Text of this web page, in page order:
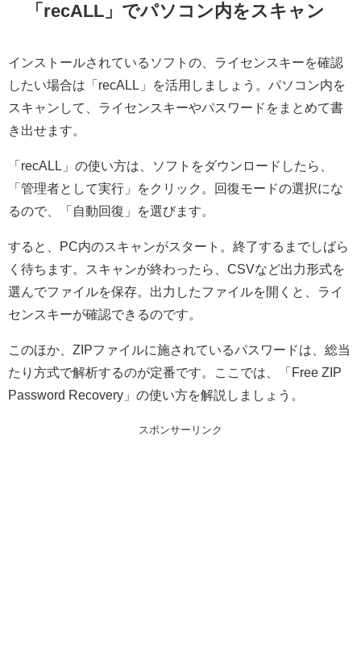
「recALL」でパソコン内をスキャン
インストールされているソフトの、ライセンスキーを確認
したい場合は「recALL」を活用しましょう。パソコン内を
スキャンして、ライセンスキーやパスワードをまとめて書
き出せます。
「recALL」の使い方は、ソフトをダウンロードしたら、
「管理者として実行」をクリック。回復モードの選択にな
るので、「自動回復」を選びます。
すると、PC内のスキャンがスタート。終了するまでしばら
く待ちます。スキャンが終わったら、CSVなど出力形式を
選んでファイルを保存。出力したファイルを開くと、ライ
センスキーが確認できるのです。
このほか、ZIPファイルに施されているパスワードは、総当
たり方式で解析するのが定番です。ここでは、「Free ZIP
Password Recovery」の使い方を解説しましょう。
スポンサーリンク